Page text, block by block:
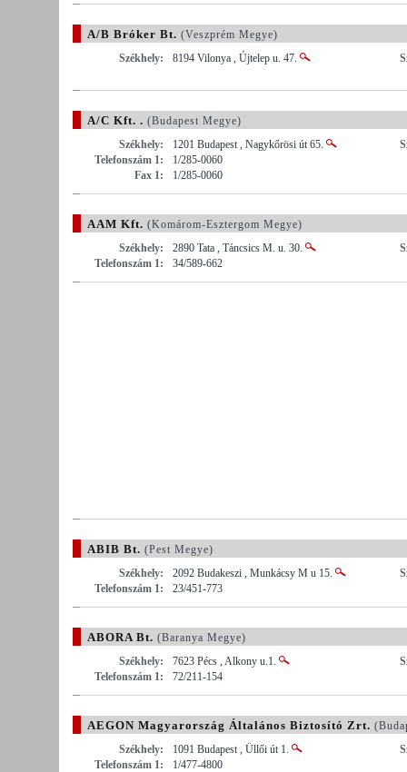
A/B Bróker Bt. (Veszprém Megye)
Székhely:
8194 Vilonya , Újtelep u. 47.
A/C Kft. . (Budapest Megye)
Székhely:
1201 Budapest , Nagykőrösi út 65.
Telefonszám 1:
1/285-0060
Fax 1:
1/285-0060
AAM Kft. (Komárom-Esztergom Megye)
Székhely:
2890 Tata , Táncsics M. u. 30.
Telefonszám 1:
34/589-662
ABIB Bt. (Pest Megye)
Székhely:
2092 Budakeszi , Munkácsy M u 15.
Telefonszám 1:
23/451-773
ABORA Bt. (Baranya Megye)
Székhely:
7623 Pécs , Alkony u.1.
Telefonszám 1:
72/211-154
AEGON Magyarország Általános Biztosító Zrt.
Székhely:
1091 Budapest , Üllői út 1.
Telefonszám 1:
1/477-4800